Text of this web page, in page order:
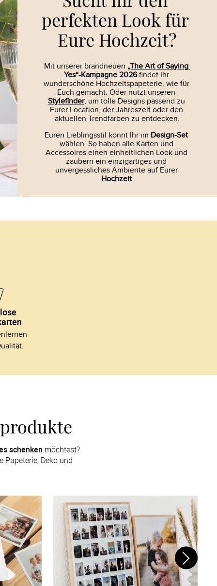
perfekten Look für
Eure Hochzeit?
Mit unserer brandneuen „The Art of Saying
Yes“-Kampagne 2026 findet Ihr
wunderschöne Hochzeits­papeterie, wie für
Stylefinder, um tolle Designs passend zu
Eurer Location, der Jahreszeit oder den
aktuellen Trendfarben zu entdecken.
Euren Lieblingsstil könnt Ihr im Design-Set
wählen. So haben alle Karten und
Accessoires einen einheitlichen Look und
zaubern ein einzigartiges und
unvergessliches Ambiente auf Eurer
Hochzeit.
schenken möchtest?
Papeterie, Deko und